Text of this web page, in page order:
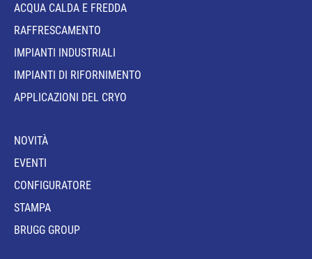
ACQUA CALDA E FREDDA
RAFFRESCAMENTO
IMPIANTI INDUSTRIALI
IMPIANTI DI RIFORNIMENTO
APPLICAZIONI DEL CRYO
NOVITÀ
EVENTI
CONFIGURATORE
STAMPA
BRUGG GROUP